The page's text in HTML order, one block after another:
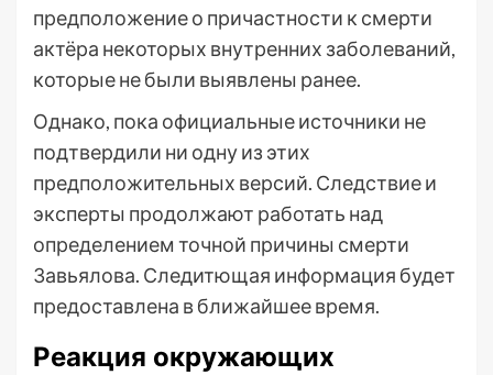
предположение о причастности к смерти
актёра некоторых внутренних заболеваний,
которые не были выявлены ранее.
Однако, пока официальные источники не
подтвердили ни одну из этих
предположительных версий. Следствие и
эксперты продолжают работать над
определением точной причины смерти
Завьялова. Следитющая информация будет
предоставлена в ближайшее время.
Реакция окружающих